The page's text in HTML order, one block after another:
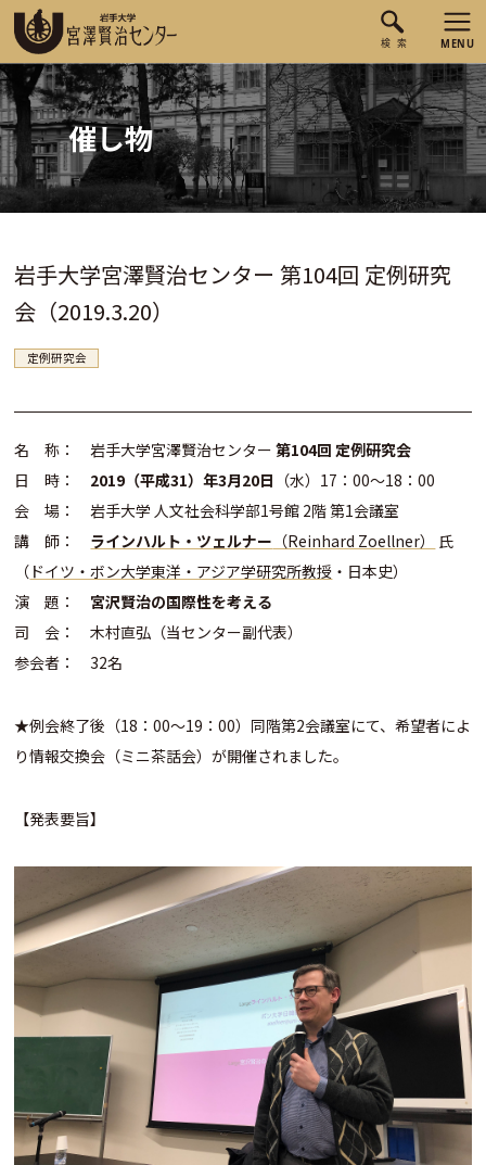
催し物
岩手大学宮澤賢治センター 第104回 定例研究
会（2019.3.20）
定例研究会
名 称： 岩手大学宮澤賢治センター第104回 定例研究会
日 時： 2019（平成31）年3月20日 （水）17：00～18：00
会 場： 岩手大学 人文社会科学部1号館 2階 第1会議室
講 師： ラインハルト・ツェルナー （Reinhard Zoellner）
氏
（ ドイツ・ボン大学東洋・アジア学研究所教授 ・日本史）
演 題： 宮沢賢治の国際性を考える
司 会： 木村直弘（当センター副代表）
参会者： 32名
★例会終了後（18：00～19：00）同階第2会議室にて、希望者によ
り情報交換会（ミニ茶話会）が開催されました。
【発表要旨】